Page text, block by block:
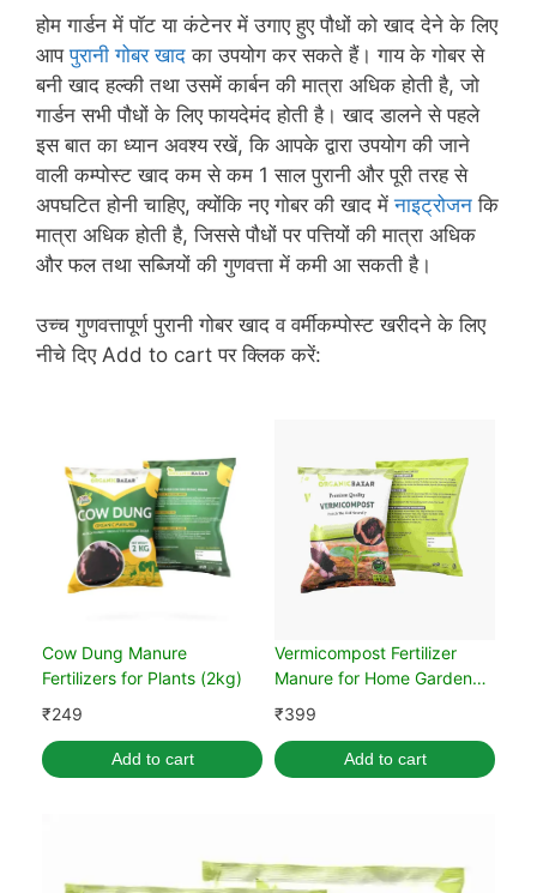
होम गार्डन में पॉट या कंटेनर में उगाए हुए पौधों को खाद देने के लिए
आपपुरानी गोबर खाद का उपयोग कर सकते हैं। गाय के गोबर से
बनी खाद हल्की तथा उसमें कार्बन की मात्रा अधिक होती है, जो
गार्डन सभी पौधों के लिए फायदेमंद होती है। खाद डालने से पहले
इस बात का ध्यान अवश्य रखें, कि आपके द्वारा उपयोग की जाने
वाली कम्पोस्ट खाद कम से कम 1 साल पुरानी और पूरी तरह से
अपघटित होनी चाहिए, क्योंकि नए गोबर की खाद मेंनाइट्रोजन कि
मात्रा अधिक होती है, जिससे पौधों पर पत्तियों की मात्रा अधिक
और फल तथा सब्जियों की गुणवत्ता में कमी आ सकती है।
उच्च गुणवत्तापूर्ण पुरानी गोबर खाद व वर्मीकम्पोस्ट खरीदने के लिए
नीचे दिए Add to cart पर क्लिक करें:
Cow Dung Manure
Fertilizers for Plants (2kg)
₹249
Add to cart
Vermicompost Fertilizer
Manure for Home Garden
Plants (5kg)
₹399
Add to cart